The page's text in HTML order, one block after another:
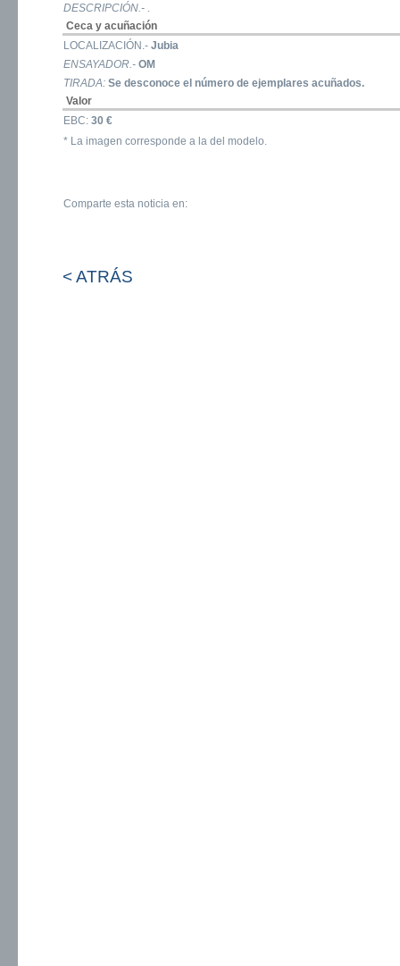
DESCRIPCIÓN.- .
Ceca y acuñación
LOCALIZACIÓN.- Jubia
ENSAYADOR.- OM
TIRADA: Se desconoce el número de ejemplares acuñados.
Valor
EBC: 30 €
* La imagen corresponde a la del modelo.
Comparte esta noticia en:
< ATRÁS